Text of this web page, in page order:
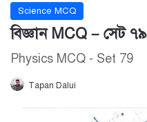
Science MCQ
বিজ্ঞান MCQ – সেট ৭৯
Physics MCQ - Set 79
Tapan Dalui